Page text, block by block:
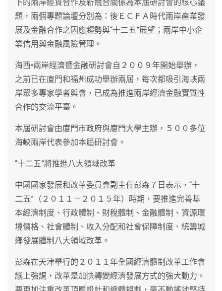
下的兩岸經貿合作及新競合關係為本屆研討會的核心議
題，兩個專題論壇分別為：後ＥＣＦＡ時代兩岸產業發
展及金融合作之因應趨勢與“十二五”展望；兩岸中小企
業信用與金融風險管理。
海西•兩岸經濟暨金融研討會自２００９年開始舉辦，
之前已在廈門和福州成功舉辦兩屆，每次都吸引海峽兩
岸眾多專家學者與會，已成為推進兩岸經濟金融實質性
合作的交流平臺。
本屆研討會由廈門市政府與廈門大學主辦，５００多位
海峽兩岸代表參加本屆研討會。
“十二五”將推進八大領域改革
中國國家發展和改革委員會副主任彭森７日表示，“十
二五”（２０１１－２０１５年）時期，要推進完善基
本經濟制度、行政體制、財稅體制、金融體制、資源環
境價格、社會體制、收入分配和社會保障制度、統籌城
鄉發展體制八大領域改革。
彭森在天津舉行的２０１１年全國經濟體制改革工作會
議上強調，改革是加快轉變經濟發展方式的強大動力。